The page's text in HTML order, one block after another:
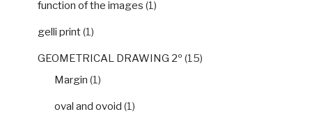
function of the images (1)
gelli print(1)
GEOMETRICAL DRAWING 2º (15)
Margin (1)
oval and ovoid (1)